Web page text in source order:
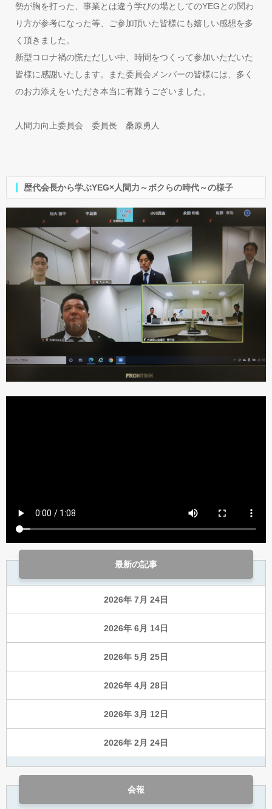
勢が胸を打った、事業とは違う学びの場としてのYEGとの関わ
り方が参考になった等、ご参加頂いた皆様にも嬉しい感想を多
く頂きました。
新型コロナ禍の慌ただしい中、時間をつくって参加いただいた
皆様に感謝いたします。また委員会メンバーの皆様には、多く
のお力添えをいただき本当に有難うございました。
人間力向上委員会 委員長 桑原勇人
歴代会長から学ぶYEG×人間力～ボクらの時代～の様子
最新の記事
2026年 7月 24日
2026年 6月 14日
2026年 5月 25日
2026年 4月 28日
2026年 3月 12日
2026年 2月 24日
会報